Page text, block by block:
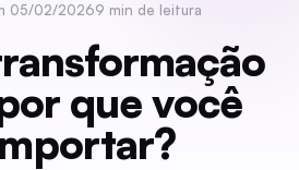
05/02/20269 min de leitura
que você